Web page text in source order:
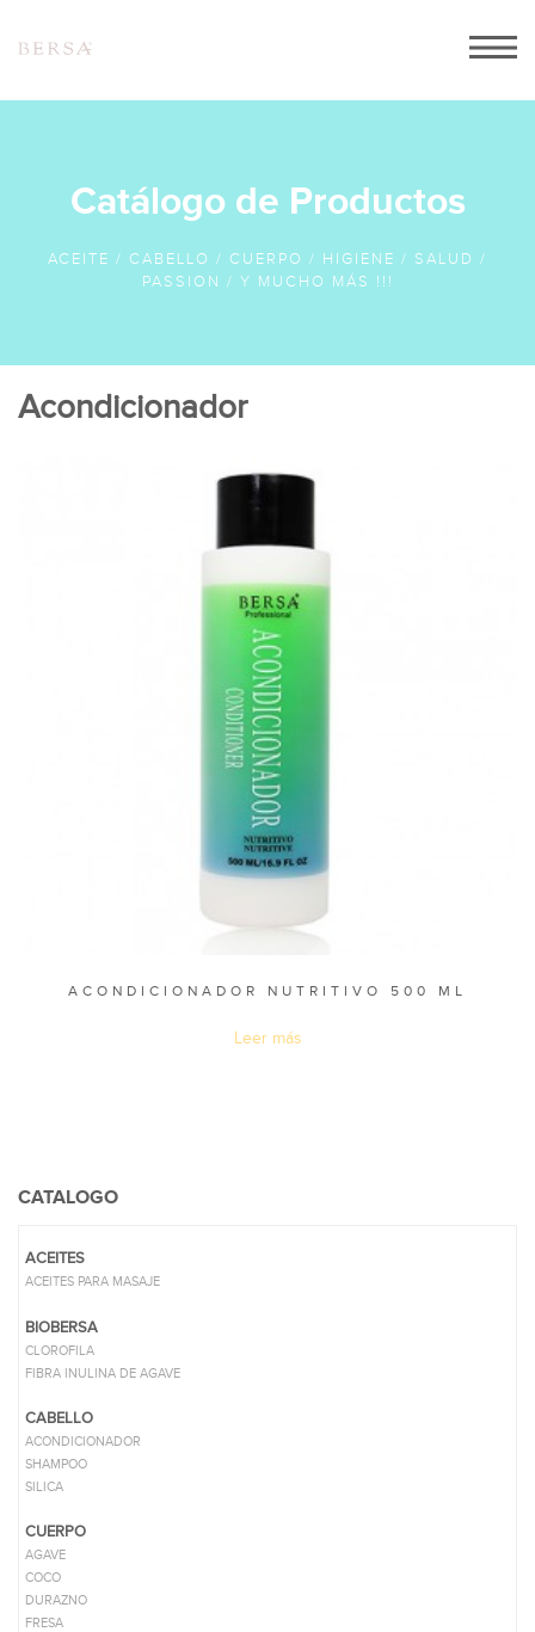
CONTACTO
Catálogo de Productos
ACEITE / CABELLO / CUERPO / HIGIENE / SALUD /
PASSION / Y MUCHO MÁS !!!
Acondicionador
ACONDICIONADOR NUTRITIVO 500 ML
Leer más
CATALOGO
ACEITES
ACEITES PARA MASAJE
BIOBERSA
CLOROFILA
FIBRA INULINA DE AGAVE
CABELLO
ACONDICIONADOR
SHAMPOO
SILICA
CUERPO
AGAVE
COCO
DURAZNO
FRESA